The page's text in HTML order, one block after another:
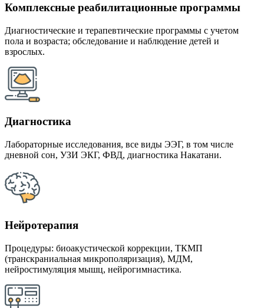
Комплексные реабилитационные программы
Диагностические и терапевтические программы с учетом
пола и возраста; обследование и наблюдение детей и
взрослых.
Диагностика
Лабораторные исследования, все виды ЭЭГ, в том числе
дневной сон, УЗИ ЭКГ, ФВД, диагностика Накатани.
Нейротерапия
Процедуры: биоакустической коррекции, ТКМП
(транскраниальная микрополяризация), МДМ,
нейростимуляция мышц, нейрогимнастика.